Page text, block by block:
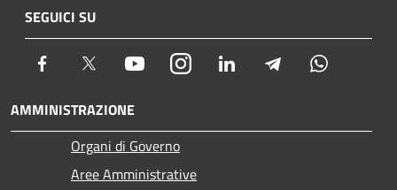
SEGUICI SU
Facebook Twitter YoutubeInstagram LinkedIn Telegram
AMMINISTRAZIONE
Organi di Governo
Aree Amministrative